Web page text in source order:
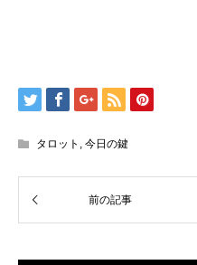
タロット , 今日の鍵